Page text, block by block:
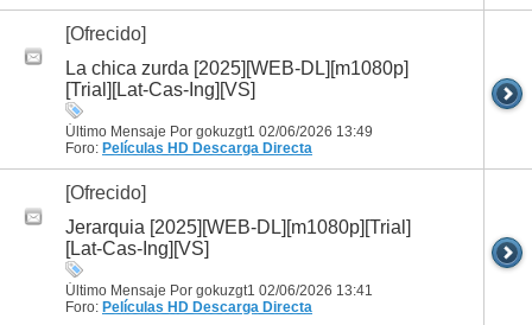
[Ofrecido]
La chica zurda [2025][WEB-DL][m1080p]
[Trial][Lat-Cas-Ing][VS]
Último Mensaje Por gokuzgt1 02/06/2026 13:49
Foro: Películas HD Descarga Directa
[Ofrecido]
Jerarquia [2025][WEB-DL][m1080p][Trial]
[Lat-Cas-Ing][VS]
Último Mensaje Por gokuzgt1 02/06/2026 13:41
Foro: Películas HD Descarga Directa